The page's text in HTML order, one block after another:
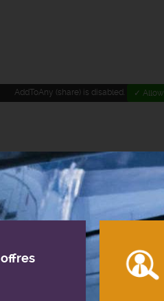
AddToAny (share) is disabled. ✓ Allow